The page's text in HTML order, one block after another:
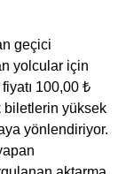
geçici
yolcular için
100,00 ₺
biletlerin yüksek
yönlendiriyor.